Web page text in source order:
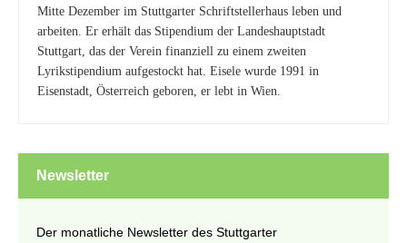
Mitte Dezember im Stuttgarter Schriftstellerhaus leben und
arbeiten. Er erhält das Stipendium der Landeshauptstadt
Stuttgart, das der Verein finanziell zu einem zweiten
Lyrikstipendium aufgestockt hat. Eisele wurde 1991 in
Eisenstadt, Österreich geboren, er lebt in Wien.
Newsletter
Der monatliche Newsletter des Stuttgarter